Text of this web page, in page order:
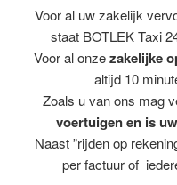
Voor al uw zakelijk
staat BOTLEK Taxi
Voor al onzezakelijke
altijd 10
Zoals u van ons mag
voertuigen en is
Naast ”rijden op
per factuur of